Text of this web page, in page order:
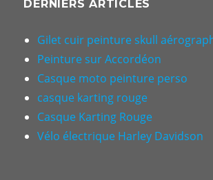
DERNIERS ARTICLES
Gilet cuir peinture skull
Peinture sur Accordéon
Casque moto peinture perso
casque karting rouge
Casque Karting Rouge
Vélo électrique Harley Davidson